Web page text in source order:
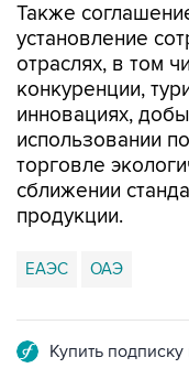
Также
установление
отраслях, в том
конкуренции,
инновациях,
использовании
торговле
сближении
продукции.
ЕАЭС ОАЭ
Купить